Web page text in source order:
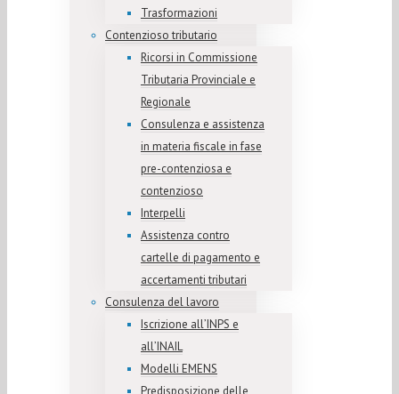
Trasformazioni
Contenzioso tributario
Ricorsi in Commissione
Tributaria Provinciale e
Regionale
Consulenza e assistenza
in materia fiscale in fase
pre-contenziosa e
contenzioso
Interpelli
Assistenza contro
cartelle di pagamento e
accertamenti tributari
Consulenza del lavoro
Iscrizione all’INPS e
all’INAIL
Modelli EMENS
Predisposizione delle